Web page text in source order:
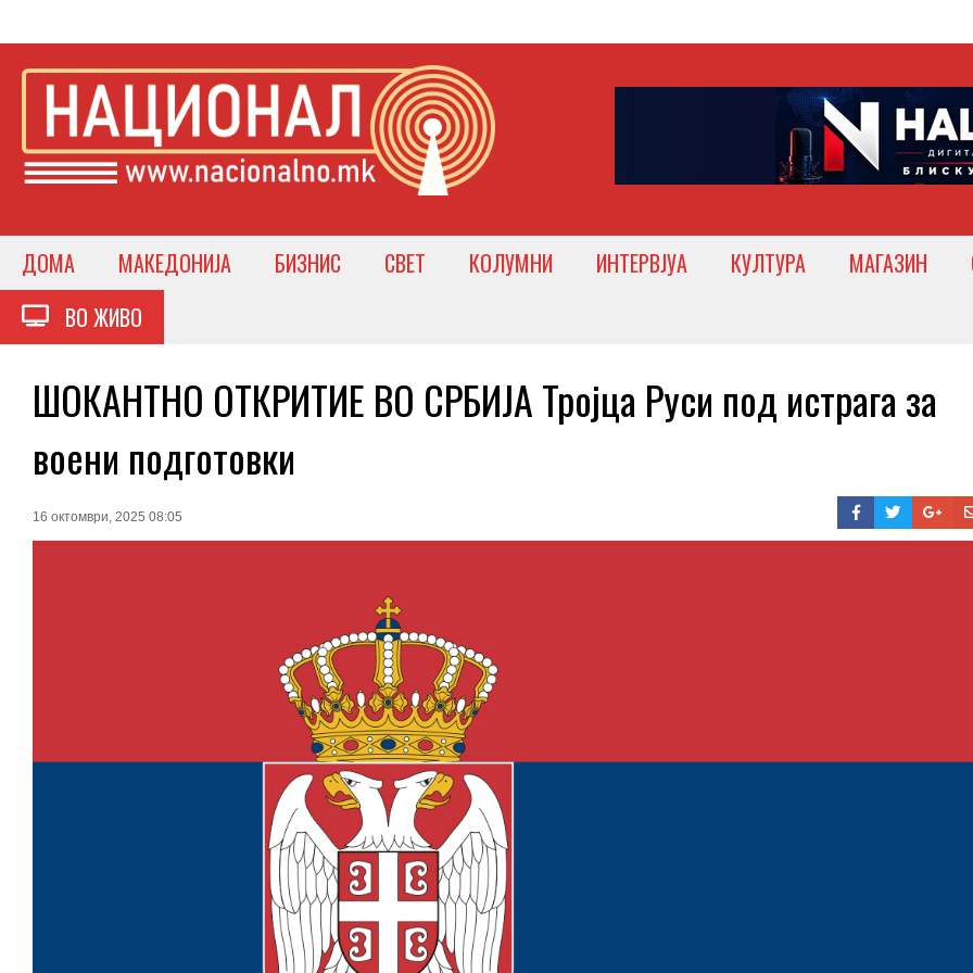
ДОМА МАКЕДОНИЈА БИЗНИС СВЕТ КОЛУМНИ ИНТЕРВЈУА КУЛТУРА МАГАЗИН
ВО ЖИВО
ШОКАНТНО ОТКРИТИЕ ВО СРБИЈА Тројца Руси под истрага за
воени подготовки
16 октомври, 2025 08:05